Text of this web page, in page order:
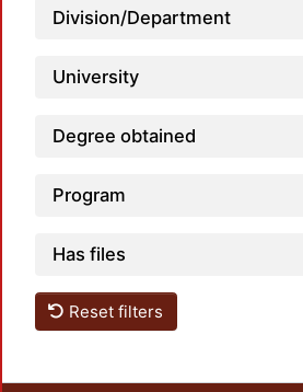
Division/Department
University
Degree obtained
Program
Has files
Reset filters